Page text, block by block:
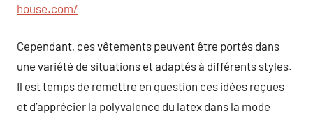
house.com/
Cependant, ces vêtements peuvent être portés dans
une variété de situations et adaptés à différents styles.
Il est temps de remettre en question ces idées reçues
et d’apprécier la polyvalence du latex dans la mode